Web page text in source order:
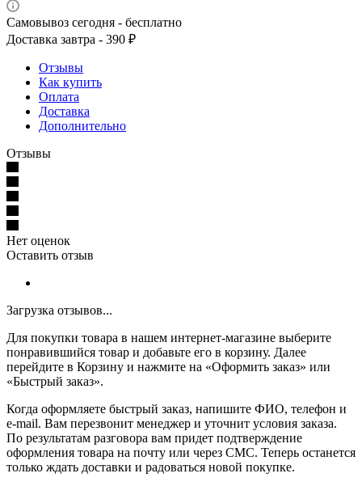
Самовывоз сегодня - бесплатно
Доставка завтра - 390 ₽
Отзывы
Как купить
Оплата
Доставка
Дополнительно
Отзывы
Нет оценок
Оставить отзыв
Загрузка отзывов...
Для покупки товара в нашем интернет-магазине выберите
понравившийся товар и добавьте его в корзину. Далее
перейдите в Корзину и нажмите на «Оформить заказ» или
«Быстрый заказ».
Когда оформляете быстрый заказ, напишите ФИО, телефон и
e-mail. Вам перезвонит менеджер и уточнит условия заказа.
По результатам разговора вам придет подтверждение
оформления товара на почту или через СМС. Теперь останется
только ждать доставки и радоваться новой покупке.